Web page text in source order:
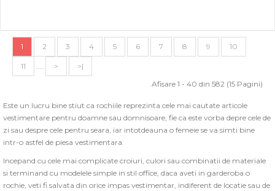
1 2 3 4 5 6 7 8 9 10
11 >
>|
Afisare 1 - 40 din 582 (15 Pagini)
Este un lucru bine stiut ca rochiile reprezinta cele mai cautate articole
vestimentare pentru doamne sau domnisoare, fie ca este vorba depre cele de
zi sau despre cele pentru seara, iar intotdeauna o femeie se va simti bine
intr-o astfel de piesa vestimentara.
Incepand cu cele mai complicate croiuri, culori sau combinatii de materiale
si terminand cu modelele simple in stil office, daca aveti in garderoba o
rochie, veti fi salvata din orice impas vestimentar, indiferent de locatie sau de